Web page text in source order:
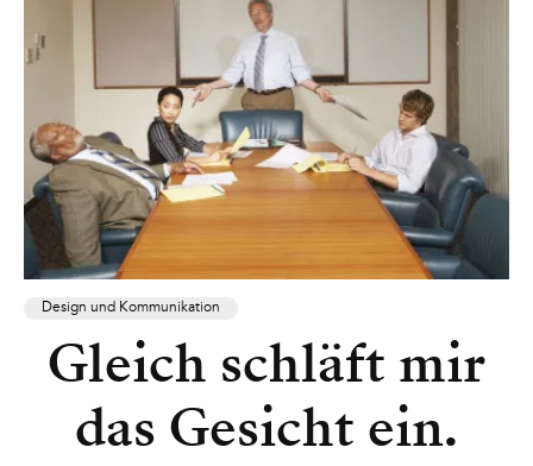
Design und Kommunikation
Gleich schläft mir
das Gesicht ein.